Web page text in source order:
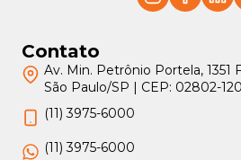
Contato
Av. Min. Petrônio Portela, 1351
São Paulo/SP | CEP: 02802-120
(11) 3975-6000
(11) 3975-6000